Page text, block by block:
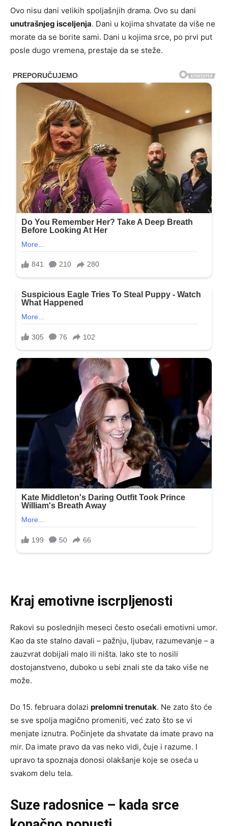
Ovo nisu dani velikih spoljašnjih drama. Ovo su dani
unutrašnjeg isceljenja. Dani u kojima shvatate da više ne
morate da se borite sami. Dani u kojima srce, po prvi put
posle dugo vremena, prestaje da se steže.
Kraj emotivne iscrpljenosti
Rakovi su poslednjih meseci često osećali emotivni umor.
Kao da ste stalno davali – pažnju, ljubav, razumevanje – a
zauzvrat dobijali malo ili ništa. Iako ste to nosili
dostojanstveno, duboko u sebi znali ste da tako više ne
može.
Do 15. februara dolazi prelomni trenutak. Ne zato što će
se sve spolja magično promeniti, već zato što se vi
menjate iznutra. Počinjete da shvatate da imate pravo na
mir. Da imate pravo da vas neko vidi, čuje i razume. I
upravo ta spoznaja donosi olakšanje koje se oseća u
svakom delu tela.
Suze radosnice – kada srce